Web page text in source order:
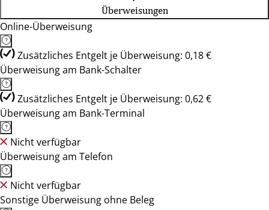
Überweisungen
Online-Überweisung
Zusätzliches Entgelt je Überweisung: 0,18 €
Überweisung am Bank-Schalter
Zusätzliches Entgelt je Überweisung: 0,62 €
Überweisung am Bank-Terminal
Nicht verfügbar
Überweisung am Telefon
Nicht verfügbar
Sonstige Überweisung ohne Beleg